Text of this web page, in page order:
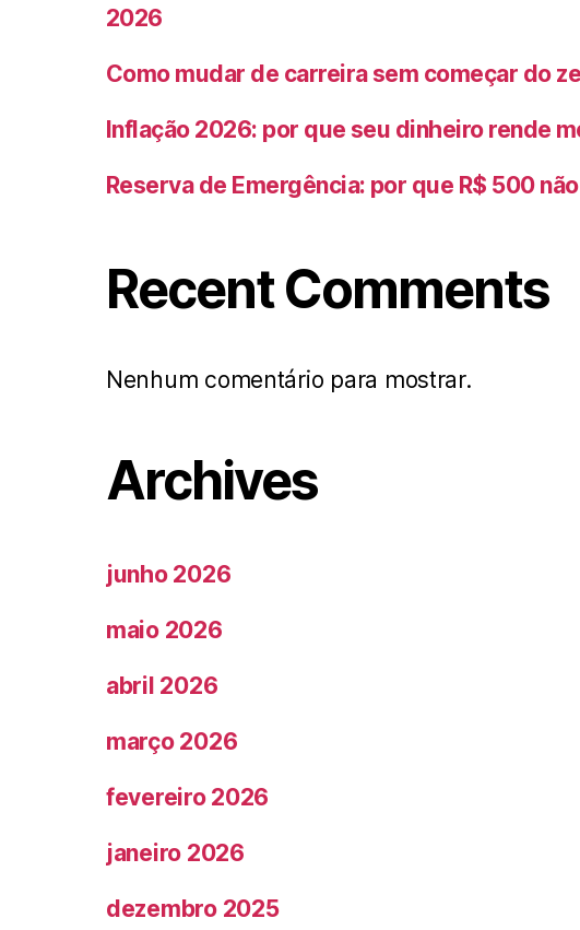
2026
Como mudar de carreira sem começar do
Inflação 2026: por que seu dinheiro rende
Reserva de Emergência: por que R$ 500
Recent Comments
Nenhum comentário para mostrar.
Archives
junho 2026
maio 2026
abril 2026
março 2026
fevereiro 2026
janeiro 2026
dezembro 2025